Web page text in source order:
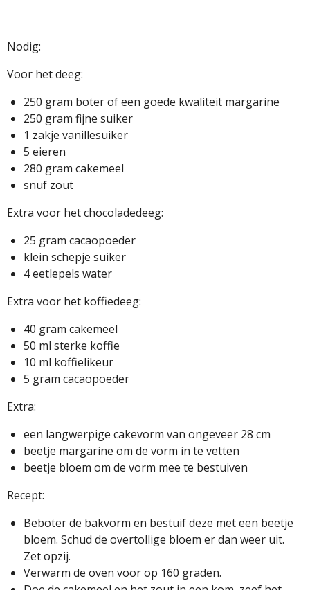
Nodig:
Voor het deeg:
250 gram boter of een goede kwaliteit margarine
250 gram fijne suiker
1 zakje vanillesuiker
5 eieren
280 gram cakemeel
snuf zout
Extra voor het chocoladedeeg:
25 gram cacaopoeder
klein schepje suiker
4 eetlepels water
Extra voor het koffiedeeg:
40 gram cakemeel
50 ml sterke koffie
10 ml koffielikeur
5 gram cacaopoeder
Extra:
een langwerpige cakevorm van ongeveer 28 cm
beetje margarine om de vorm in te vetten
beetje bloem om de vorm mee te bestuiven
Recept:
Beboter de bakvorm en bestuif deze met een beetje
bloem. Schud de overtollige bloem er dan weer uit.
Zet opzij.
Verwarm de oven voor op 160 graden.